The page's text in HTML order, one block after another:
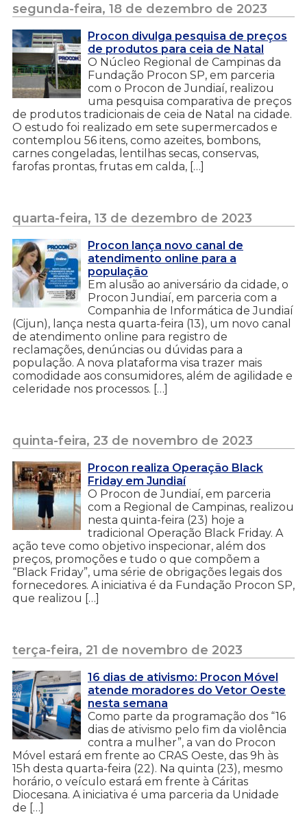
segunda-feira, 18 de dezembro de 2023
Procon divulga pesquisa de preços
de produtos para ceia de Natal
O Núcleo Regional de Campinas da
Fundação Procon SP, em parceria
com o Procon de Jundiaí, realizou
uma pesquisa comparativa de preços
de produtos tradicionais de ceia de Natal na cidade.
O estudo foi realizado em sete supermercados e
contemplou 56 itens, como azeites, bombons,
carnes congeladas, lentilhas secas, conservas,
farofas prontas, frutas em calda, […]
quarta-feira, 13 de dezembro de 2023
Procon lança novo canal de
atendimento online para a
população
Em alusão ao aniversário da cidade, o
Procon Jundiaí, em parceria com a
Companhia de Informática de Jundiaí
(Cijun), lança nesta quarta-feira (13), um novo canal
de atendimento online para registro de
reclamações, denúncias ou dúvidas para a
população. A nova plataforma visa trazer mais
comodidade aos consumidores, além de agilidade e
celeridade nos processos. […]
quinta-feira, 23 de novembro de 2023
Procon realiza Operação Black
Friday em Jundiaí
O Procon de Jundiaí, em parceria
com a Regional de Campinas, realizou
nesta quinta-feira (23) hoje a
tradicional Operação Black Friday. A
ação teve como objetivo inspecionar, além dos
preços, promoções e tudo o que compõem a
“Black Friday”, uma série de obrigações legais dos
fornecedores. A iniciativa é da Fundação Procon SP,
que realizou […]
terça-feira, 21 de novembro de 2023
16 dias de ativismo: Procon Móvel
atende moradores do Vetor Oeste
nesta semana
Como parte da programação dos “16
dias de ativismo pelo fim da violência
contra a mulher”, a van do Procon
Móvel estará em frente ao CRAS Oeste, das 9h às
15h desta quarta-feira (22). Na quinta (23), mesmo
horário, o veículo estará em frente à Cáritas
Diocesana. A iniciativa é uma parceria da Unidade
de […]